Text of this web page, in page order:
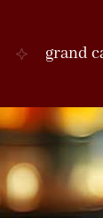
grand